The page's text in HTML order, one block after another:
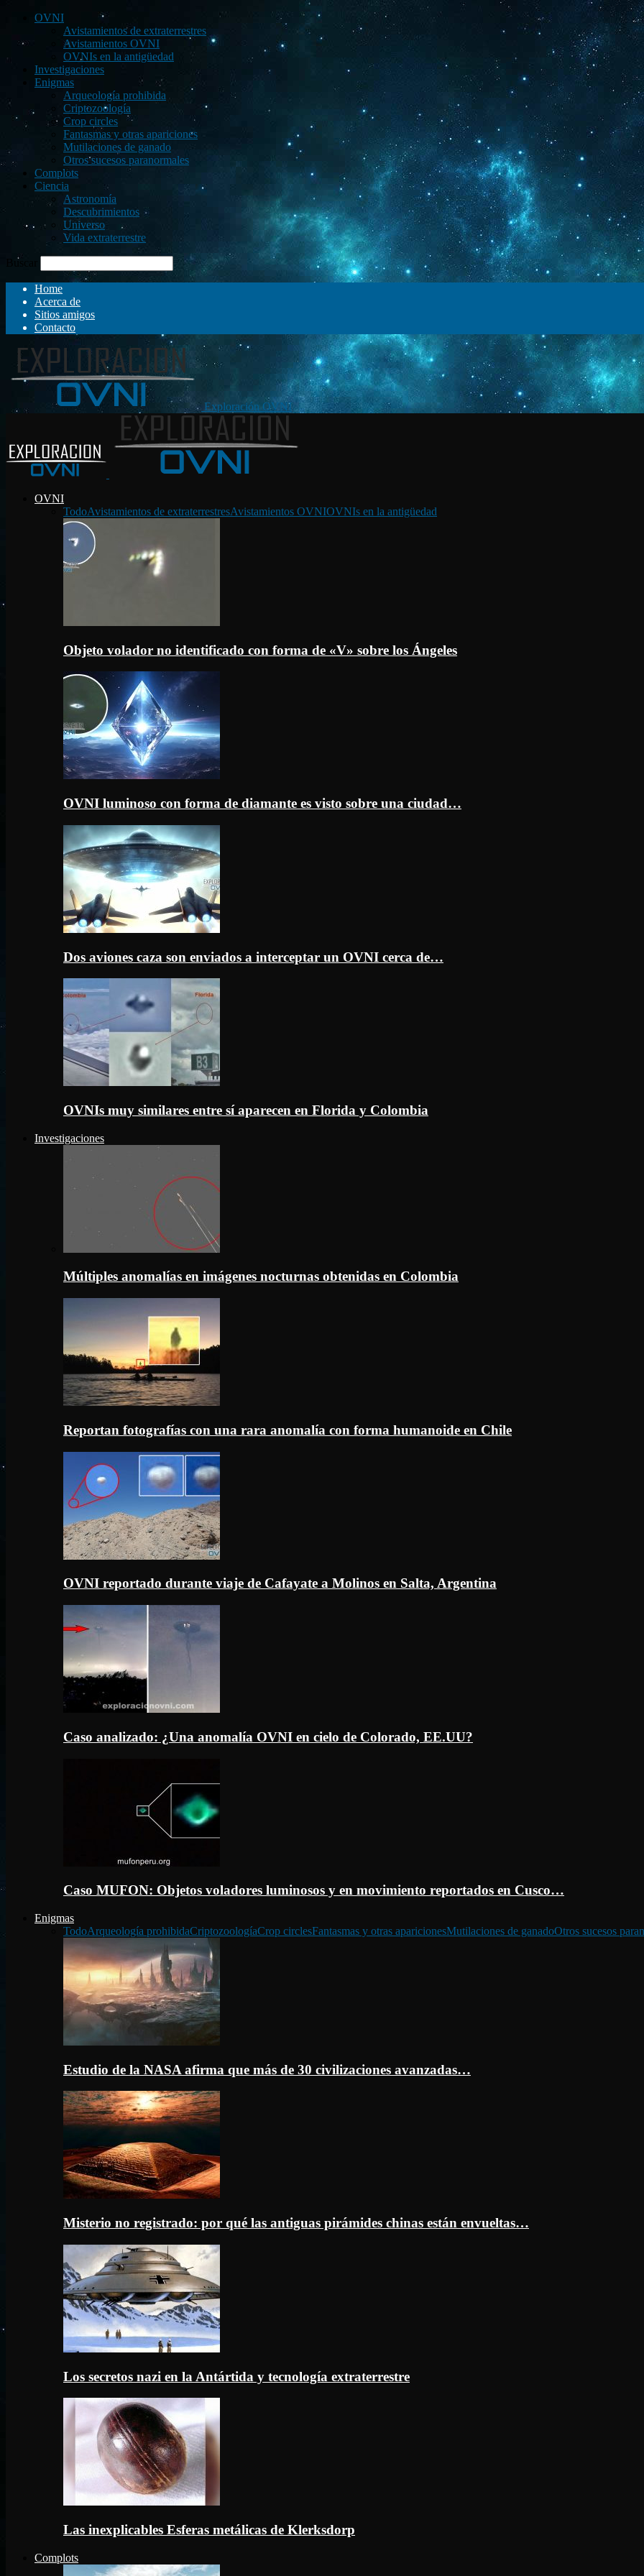
OVNI
Avistamientos de extraterrestres
Avistamientos OVNI
OVNIs en la antigüedad
Investigaciones
Enigmas
Arqueología prohibida
Criptozoología
Crop circles
Fantasmas y otras apariciones
Mutilaciones de ganado
Otros sucesos paranormales
Complots
Ciencia
Astronomía
Descubrimientos
Universo
Vida extraterrestre
Buscar
Home
Acerca de
Sitios amigos
Contacto
Exploración OVNI
OVNI
TodoAvistamientos de extraterrestresAvistamientos OVNIOVNIs en la antigüedad
Objeto volador no identificado con forma de «V» sobre los Ángeles
OVNI luminoso con forma de diamante es visto sobre una ciudad…
Dos aviones caza son enviados a interceptar un OVNI cerca de…
OVNIs muy similares entre sí aparecen en Florida y Colombia
Investigaciones
Múltiples anomalías en imágenes nocturnas obtenidas en Colombia
Reportan fotografías con una rara anomalía con forma humanoide en Chile
OVNI reportado durante viaje de Cafayate a Molinos en Salta, Argentina
Caso analizado: ¿Una anomalía OVNI en cielo de Colorado, EE.UU?
Caso MUFON: Objetos voladores luminosos y en movimiento reportados en Cusco…
Enigmas
TodoArqueología prohibidaCriptozoologíaCrop circlesFantasmas y otras aparicionesMutilaciones de ganadoOtros sucesos
Estudio de la NASA afirma que más de 30 civilizaciones avanzadas…
Misterio no registrado: por qué las antiguas pirámides chinas están envueltas…
Los secretos nazi en la Antártida y tecnología extraterrestre
Las inexplicables Esferas metálicas de Klerksdorp
Complots